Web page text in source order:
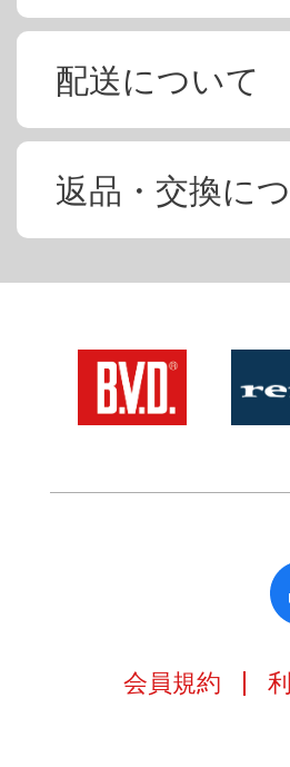
配送について
返品・交換に
会員規約